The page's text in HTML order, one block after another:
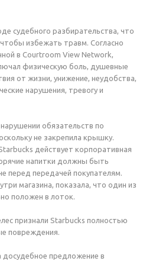
судебного разбирательства, что
чтобы избежать травм. Согласно
в Courtroom View Network,
физическую боль, душевные
от жизни, унижение, неудобства,
нарушения, тревогу и
обязательств по
не закрепила крышку.
действует корпоративная
напитки должны быть
перед передачей покупателям.
магазина, показала, что один из
положен в лоток.
признали Starbucks полностью
повреждения.
досудебное предложение в